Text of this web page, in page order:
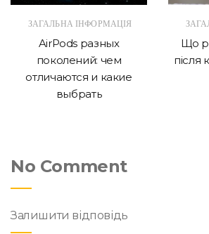
ЗАГАЛЬНА ІНФОРМАЦІЯ
AirPods разных
поколений: чем
отличаются и какие
выбрать
Що
після
No Comment
Залишити відповідь